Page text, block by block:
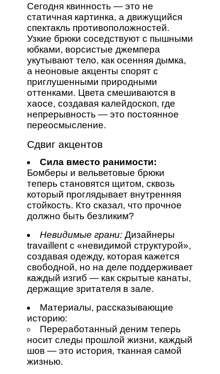
Сегодня квинность — это не
статичная картинка, а движущийся
спектакль противоположностей.
Узкие брюки соседствуют с пышными
юбками, ворсистые джемпера
укутывают тело, как осенняя дымка,
а неоновые акценты спорят с
приглушенными природными
оттенками. Цвета смешиваются в
хаосе, создавая калейдоскоп, где
непрерывность — это постоянное
переосмысление.
Сдвиг акцентов
Сила вместо ранимости:
Бомберы и вельветовые брюки
теперь становятся щитом, сквозь
который проглядывает внутренняя
стойкость. Кто сказал, что прочное
должно быть безликим?
Невидимые грани:Дизайнеры
travaillent с «невидимой структурой»,
создавая одежду, которая кажется
свободной, но на деле поддерживает
каждый изгиб — как скрытые канаты,
держащие зритателя в зале.
Материалы, рассказывающие
историю:
Переработанный деним теперь
носит следы прошлой жизни, каждый
шов — это история, тканная самой
жизнью.